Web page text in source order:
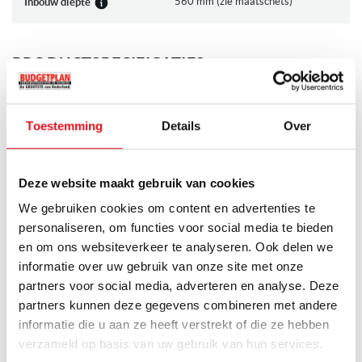
Toestemming Details Over
Deze website maakt gebruik van cookies
We gebruiken cookies om content en advertenties te
personaliseren, om functies voor social media te bieden
en om ons websiteverkeer te analyseren. Ook delen we
informatie over uw gebruik van onze site met onze
partners voor social media, adverteren en analyse. Deze
partners kunnen deze gegevens combineren met andere
informatie die u aan ze heeft verstrekt of die ze hebben
verzameld op basis van uw gebruik van hun services.
Overige kenmerken
Meegeleverde toebehoren: boterdoos, 2 x eiervak, 3 x
ijsblokjesvorm
De Bosch KIL425SE0 is de opvolger van de Bosch KIL24NSF0
PRODUCTSPECIFICATIES
informatie
Bosch
Artikelnummer KIL425SE0
Soort Inbouw
Garantie 2 jaar volledige garantie
Toon alle specificaties